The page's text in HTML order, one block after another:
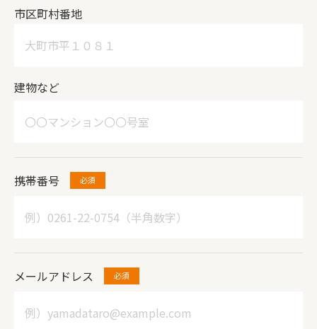
市区町村番地
建物など
携帯番号
メールアドレス